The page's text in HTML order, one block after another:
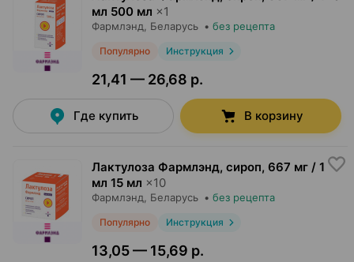
мл 500 мл ×1
Фармлэнд , Беларусь • без рецепта
Популярно Инструкция
21,41 — 26,68 р.
Где купить В корзину
Лактулоза Фармлэнд, сироп, 667 мг / 1
мл 15 мл ×10
Фармлэнд , Беларусь • без рецепта
Популярно Инструкция
13,05 — 15,69 р.